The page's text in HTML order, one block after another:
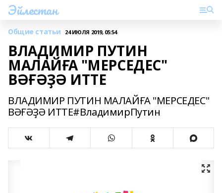
Эйлестан
Общие статьи 24 ИЮЛЯ 2019, 05:54
ВЛАДИМИР ПУТИН
МАЛАЙҒА "МЕРСЕДЕС"
ВӘҒӘҘӘ ИТТЕ
ВЛАДИМИР ПУТИН МАЛАЙҒА "МЕРСЕДЕС"
ВӘҒӘҘӘ ИТТЕ#ВладимирПутин